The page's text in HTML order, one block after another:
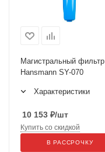
Магистральный фильтр
Hansmann SY-070
Характеристики
10 153 ₽/шт
Купить со скидкой
В РАССРОЧКУ